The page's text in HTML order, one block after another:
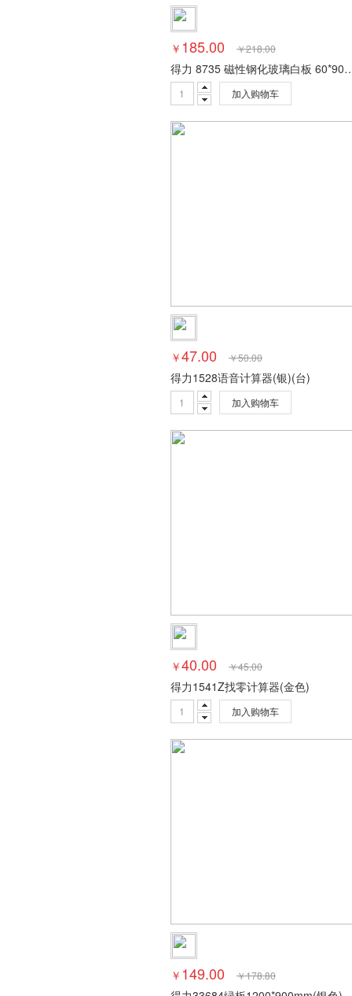
￥ 185.00 ￥218.00
得力 8735 磁性钢化玻璃
加入购物车
￥47.00 ￥50.00
得力1528语音计算器(银)(台)
加入购物车
￥40.00 ￥45.00
得力1541Z找零计算器(金色)
加入购物车
￥ 149.00 ￥178.80